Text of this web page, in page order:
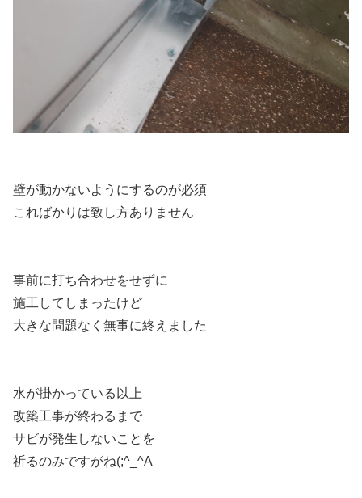
壁が動かないようにするのが必須
こればかりは致し方ありません
事前に打ち合わせをせずに
施工してしまったけど
大きな問題なく無事に終えました
水が掛かっている以上
改築工事が終わるまで
サビが発生しないことを
祈るのみですがね(;^_^A